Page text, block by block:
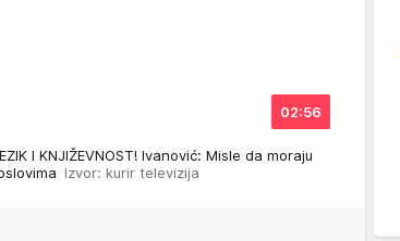
02:56
I KNJIŽEVNOST! Ivanović: Misle da moraju
Izvor: kurir televizija